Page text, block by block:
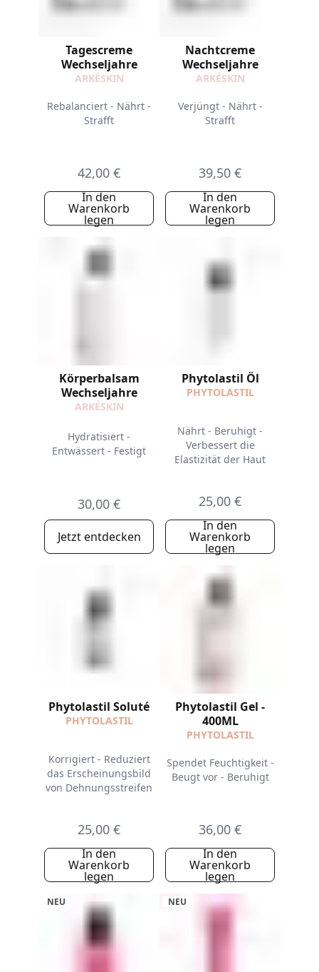
Tagescreme
Wechseljahre
ARKÉSKIN
Rebalanciert - Nährt -
Strafft
42,00 €
In den
Warenkorb
legen
Nachtcreme
Wechseljahre
ARKÉSKIN
Verjüngt - Nährt -
Strafft
39,50 €
In den
Warenkorb
legen
Körperbalsam
Wechseljahre
ARKÉSKIN
Hydratisiert -
Entwässert - Festigt
30,00 €
Jetzt entdecken
Phytolastil Öl
PHYTOLASTIL
Nährt - Beruhigt -
Verbessert die
Elastizität der Haut
25,00 €
In den
Warenkorb
legen
Phytolastil Soluté
PHYTOLASTIL
Korrigiert - Reduziert
das Erscheinungsbild
von Dehnungsstreifen
25,00 €
In den
Warenkorb
legen
Phytolastil Gel -
400ML
PHYTOLASTIL
Spendet Feuchtigkeit -
Beugt vor - Beruhigt
36,00 €
In den
Warenkorb
legen
NEU NEU